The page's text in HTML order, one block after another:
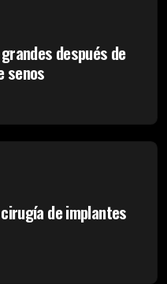
después de
senos
de implantes